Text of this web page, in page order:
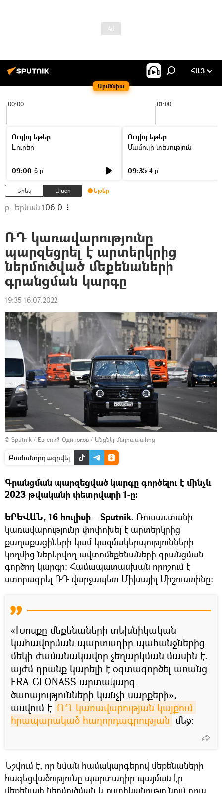
Արմենիա
ՀԱՅ
00:00 01:00
Ուղիղ եթեր
Լուրեր
09:00 6 ր
Ուղիղ եթեր
Մամուլի տեսություն
09:35 4 ր
Երեկ Այսօր Եթեր
ք. Երևան 106.0
ՌԴ կառավարությունը
պարզեցրել է արտերկրից
ներմուծված մեքենաների
գրանցման կարգը
19:35 16.07.2022
© Sputnik / Евгений Одиноков / Անցնել մեդիապահոց
Բաժանորդագրվել
Գրանցման պարզեցված կարգը գործելու է մինչև
2023 թվականի փետրվարի 1-ը։
ԵՐԵՎԱՆ, 16 հուլիսի – Sputnik. Ռուսաստանի
կառավարությունը փոփոխել է արտերկրից
քաղաքացիների կամ կազմակերպությունների
կողմից ներկրվող ավտոմեքենաների գրանցման
գործող կարգը։ Համապատասխան որոշում է
ստորագրել ՌԴ վարչապետ Միխայիլ Միշուստինը։
«Խոսքը մեքենաների տեխնիկական
կահավորման պարտադիր պահանջներից
մեկի ժամանակավոր չեղարկման մասին է.
այժմ դրանք կարելի է օգտագործել առանց
ERA-GLONASS արտակարգ
ծառայությունների կանչի սարքերի»,–
ասվում է ՌԴ կառավարության կայքում
հրապարակած հաղորդագրության մեջ։
Նշվում է, որ նման համակարգերով մեքենաների
հագեցվածությունը պարտադիր պայման էր
մեքենայի ներմուծման և ոստիկանությունում դրա